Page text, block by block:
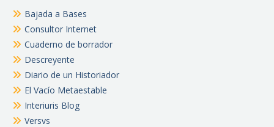
Bajada a Bases
Consultor Internet
Cuaderno de borrador
Descreyente
Diario de un Historiador
El Vacío Metaestable
Interiuris Blog
Versvs